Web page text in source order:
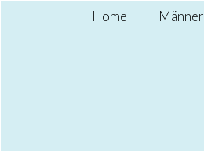
Home Männer